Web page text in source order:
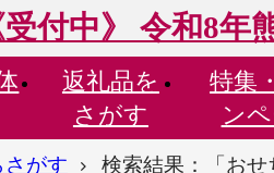
受付中》 令和8年
返礼品を
さがす
特集・
ン
さがす 検索結果：「おせ